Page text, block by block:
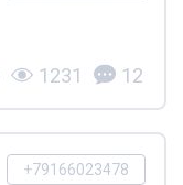
1231 12
+79166023478